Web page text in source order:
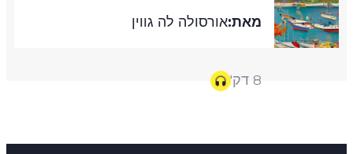
מאת:אורסולה לה גווין
8 דק'